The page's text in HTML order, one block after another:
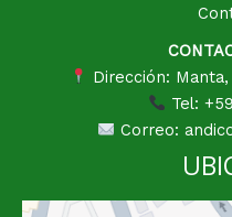
Dirección: Manta,
Tel:
Correo: